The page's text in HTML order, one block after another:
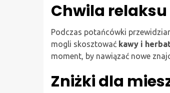
Chwila
Podczas potańcówki
mogli skosztować kawy i
moment, by nawiązać nowe
Zniżki dla